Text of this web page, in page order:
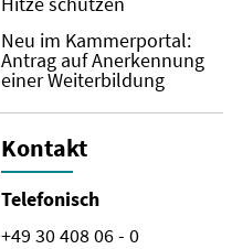
Neu im Kammerportal:
Antrag auf Anerkennung
einer Weiterbildung
Kontakt
Telefonisch
+49 30 408 06 - 0